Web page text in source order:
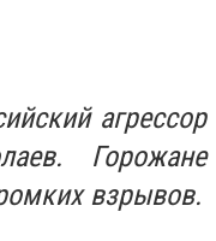
агрессор
Горожане
взрывов.